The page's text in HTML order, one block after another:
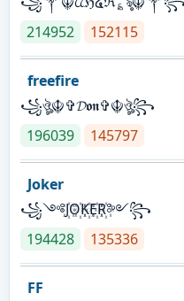
214952
152115
freefire
꧁ঔৣ☬✞𝓓𝖔𝖓✞☬ঔৣ꧂
196039
145797
Joker
꧁༺J꙰O꙰K꙰E꙰R꙰༻꧂
194428
135336
FF